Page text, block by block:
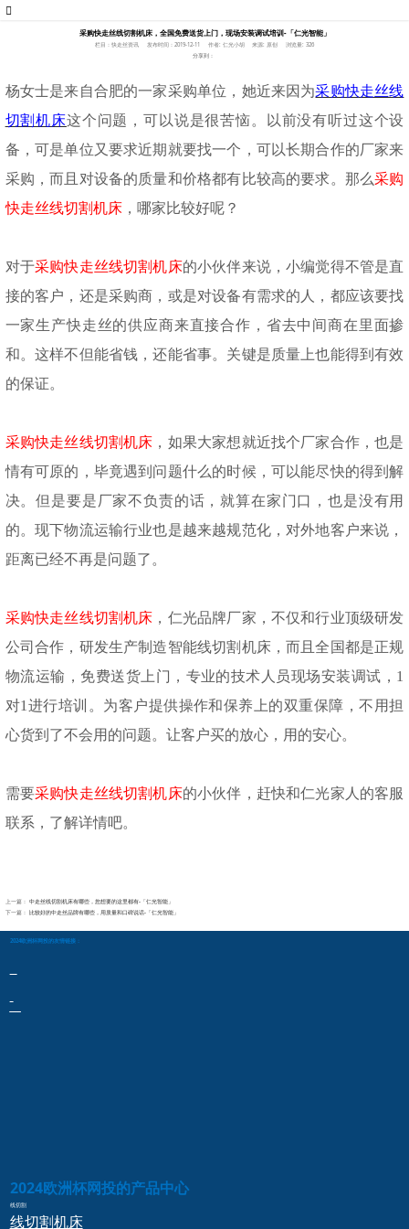
采购快走丝线切割机床，全国免费送货上门，现场安装调试培训-「仁光智能」
栏目：快走丝资讯 发布时间：2019-12-11 作者: 仁光小胡 来源: 原创
浏览量: 326
分享到：
杨女士是来自合肥的一家采购单位，她近来因为采购快走丝线
切割机床这个问题，可以说是很苦恼。以前没有听过这个设
备，可是单位又要求近期就要找一个，可以长期合作的厂家来
采购，而且对设备的质量和价格都有比较高的要求。那么采购
快走丝线切割机床，哪家比较好呢？
对于采购快走丝线切割机床的小伙伴来说，小编觉得不管是直
接的客户，还是采购商，或是对设备有需求的人，都应该要找
一家生产快走丝的供应商来直接合作，省去中间商在里面掺
和。这样不但能省钱，还能省事。关键是质量上也能得到有效
的保证。
采购快走丝线切割机床 ，如果大家想就近找个厂家合作，也是
情有可原的，毕竟遇到问题什么的时候，可以能尽快的得到解
决。但是要是厂家不负责的话，就算在家门口，也是没有用
的。现下物流运输行业也是越来越规范化，对外地客户来说，
距离已经不再是问题了。
采购快走丝线切割机床 ，仁光品牌厂家，不仅和行业顶级研发
公司合作，研发生产制造智能线切割机床，而且全国都是正规
物流运输，免费送货上门，专业的技术人员现场安装调试， 1
对1进行培训。为客户提供操作和保养上的双重保障，不用担
心货到了不会用的问题。让客户买的放心，用的安心。
需要采购快走丝线切割机床的小伙伴，赶快和仁光家人的客服
联系，了解详情吧。
上一篇： 中走丝线切割机床有哪些，您想要的这里都有-「仁光智能」
下一篇：
比较好的中走丝品牌有哪些，用质量和口碑说话-「仁光智能」
2024欧洲杯网投的友情链接：
2024欧洲杯网投的产品中心
线切割
线切割机床